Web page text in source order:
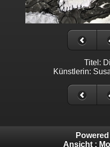
Titel:
Künstlerin:
Ansicht :